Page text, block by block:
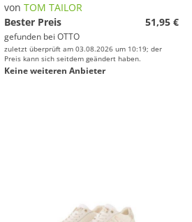
von TOM TAILOR
Bester Preis
51,95 €
gefunden bei OTTO
zuletzt überprüft am 03.08.2026 um 10:19; der
Preis kann sich seitdem geändert haben.
Keine weiteren Anbieter